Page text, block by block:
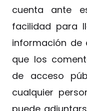
cuenta ante
facilidad para
información de
que los
de acceso
cualquier